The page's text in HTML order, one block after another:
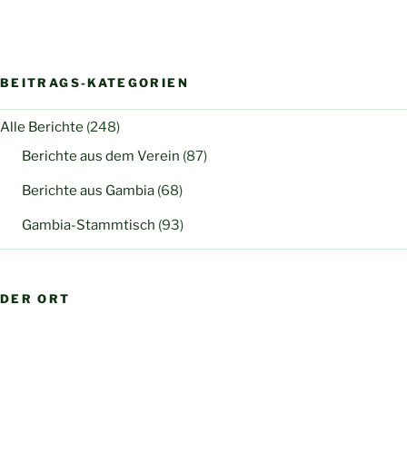
BEITRAGS-KATEGORIEN
Alle Berichte (248)
Berichte aus dem Verein (87)
Berichte aus Gambia (68)
Gambia-Stammtisch (93)
DER ORT